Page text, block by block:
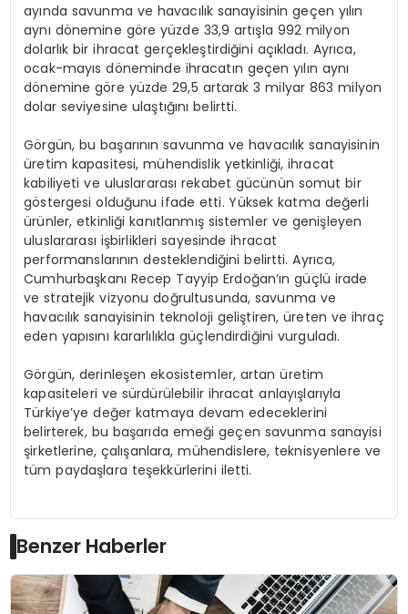
ayında savunma ve havacılık sanayisinin geçen yılın
aynı dönemine göre yüzde 33,9 artışla 992 milyon
dolarlık bir ihracat gerçekleştirdiğini açıkladı. Ayrıca,
ocak-mayıs döneminde ihracatın geçen yılın aynı
dönemine göre yüzde 29,5 artarak 3 milyar 863 milyon
dolar seviyesine ulaştığını belirtti.
Görgün, bu başarının savunma ve havacılık sanayisinin
üretim kapasitesi, mühendislik yetkinliği, ihracat
kabiliyeti ve uluslararası rekabet gücünün somut bir
göstergesi olduğunu ifade etti. Yüksek katma değerli
ürünler, etkinliği kanıtlanmış sistemler ve genişleyen
uluslararası işbirlikleri sayesinde ihracat
performanslarının desteklendiğini belirtti. Ayrıca,
Cumhurbaşkanı Recep Tayyip Erdoğan’ın güçlü irade
ve stratejik vizyonu doğrultusunda, savunma ve
havacılık sanayisinin teknoloji geliştiren, üreten ve ihraç
eden yapısını kararlılıkla güçlendirdiğini vurguladı.
Görgün, derinleşen ekosistemler, artan üretim
kapasiteleri ve sürdürülebilir ihracat anlayışlarıyla
Türkiye’ye değer katmaya devam edeceklerini
belirterek, bu başarıda emeği geçen savunma sanayisi
şirketlerine, çalışanlara, mühendislere, teknisyenlere ve
tüm paydaşlara teşekkürlerini iletti.
Benzer Haberler